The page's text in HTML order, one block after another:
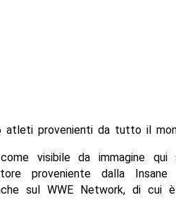
atleti provenienti da tutto il
come visibile da immagine
proveniente dalla Insane
sul WWE Network, di cui